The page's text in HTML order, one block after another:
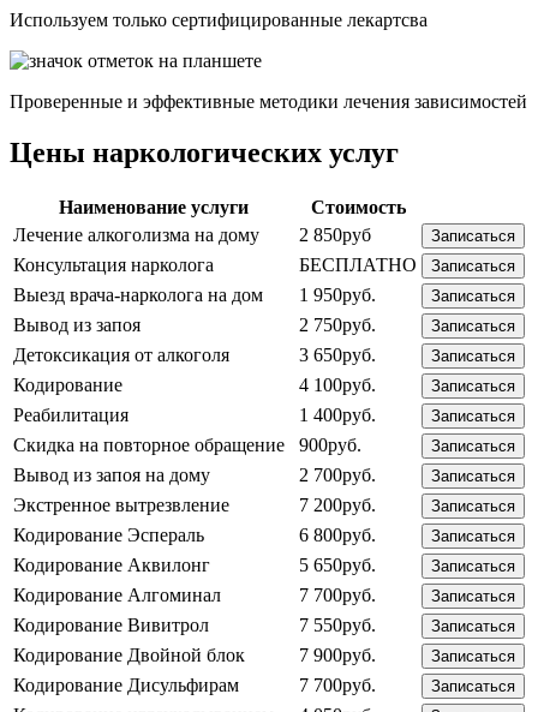
Используем только сертифицированные лекартсва
Проверенные и эффективные методики лечения зависимостей
Цены наркологических услуг
Наименование услуги
Стоимость
Лечение алкоголизма на дому
2 850руб Записаться
Консультация нарколога БЕСПЛАТНО Записаться
Выезд врача-нарколога на дом 1 950руб. Записаться
Вывод из запоя 2 750руб. Записаться
Детоксикация от алкоголя 3 650руб. Записаться
Кодирование 4 100руб. Записаться
Реабилитация 1 400руб. Записаться
Скидка на повторное обращение 900руб. Записаться
Вывод из запоя на дому 2 700руб. Записаться
Экстренное вытрезвление 7 200руб. Записаться
Кодирование Эспераль 6 800руб. Записаться
Кодирование Аквилонг 5 650руб. Записаться
Кодирование Алгоминал 7 700руб. Записаться
Кодирование Вивитрол 7 550руб. Записаться
Кодирование Двойной блок 7 900руб. Записаться
Кодирование Дисульфирам 7 700руб. Записаться